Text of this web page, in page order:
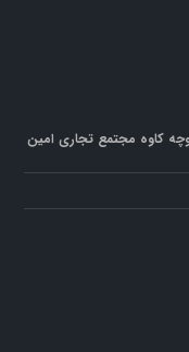
کاوه مجتمع تجاری امین